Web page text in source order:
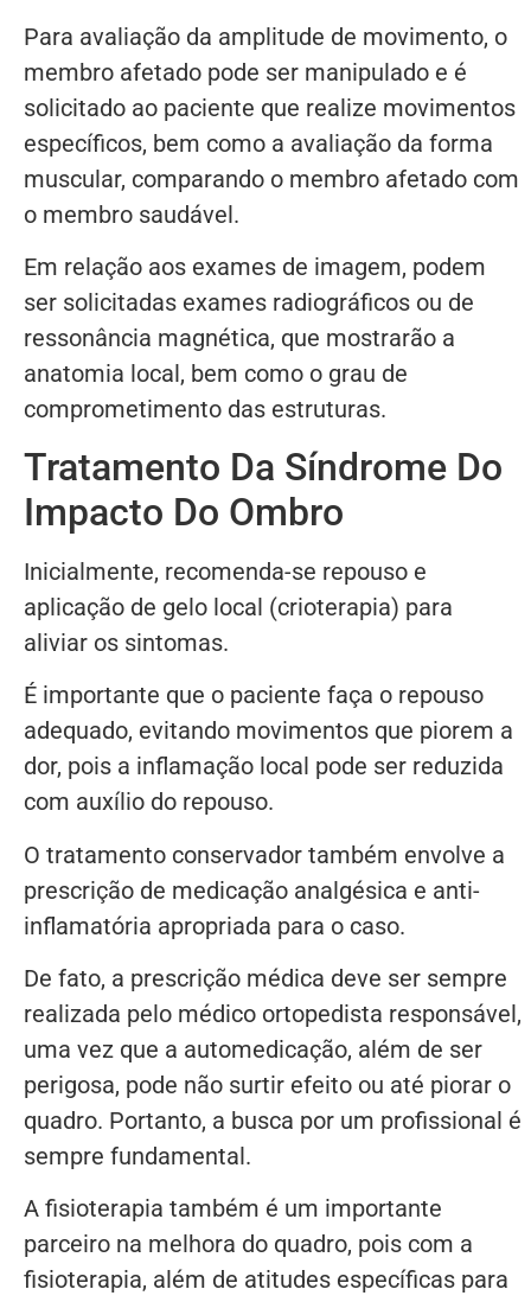
Para avaliação da amplitude de movimento, o
membro afetado pode ser manipulado e é
solicitado ao paciente que realize movimentos
específicos, bem como a avaliação da forma
muscular, comparando o membro afetado com
o membro saudável.
Em relação aos exames de imagem, podem
ser solicitadas exames radiográficos ou de
ressonância magnética, que mostrarão a
anatomia local, bem como o grau de
comprometimento das estruturas.
Tratamento Da Síndrome Do
Impacto Do Ombro
Inicialmente, recomenda-se repouso e
aplicação de gelo local (crioterapia) para
aliviar os sintomas.
É importante que o paciente faça o repouso
adequado, evitando movimentos que piorem a
dor, pois a inflamação local pode ser reduzida
com auxílio do repouso.
O tratamento conservador também envolve a
prescrição de medicação analgésica e anti-
inflamatória apropriada para o caso.
De fato, a prescrição médica deve ser sempre
realizada pelo médico ortopedista responsável,
uma vez que a automedicação, além de ser
perigosa, pode não surtir efeito ou até piorar o
quadro. Portanto, a busca por um profissional é
sempre fundamental.
A fisioterapia também é um importante
parceiro na melhora do quadro, pois com a
fisioterapia, além de atitudes específicas para